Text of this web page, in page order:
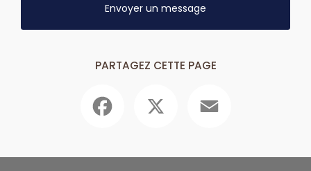
Envoyer un message
PARTAGEZ CETTE PAGE